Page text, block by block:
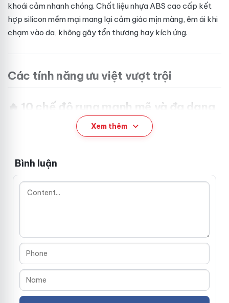
khoái cảm nhanh chóng. Chất liệu nhựa ABS cao cấp kết
hợp silicon mềm mại mang lại cảm giác mịn màng, êm ái khi
chạm vào da, không gây tổn thương hay kích ứng.
Các tính năng ưu việt vượt trội
🔥 10 chế độ rung mạnh mẽ và đa dạng
10 chế độ rungđa tần, từ nhẹ nhàng, êm
độ phù hợp để thăng hoa tối đa. Công nghệ động cơ tiên
tiến mang đến những cú rung mạnh mẽ, chính xác, kích
thích các dây thần kinh nhạy cảm trong âm đạo, giúp làm
mới cảm xúc và đạt đỉnh quán nét thú vị.
Với động cơ hoạt động cực kỳ êm ả, máy rung Fox không
gây tiếng ồn lớn hơn 50 dB, đảm bảo riêng tư tuyệt đối
trong mọi khoảnh khắc. Bạn hoàn toàn có thể sử dụng
trong phòng riêng mà không lo bị làm phiền, tạo không gian
Xem thêm
Bình luận